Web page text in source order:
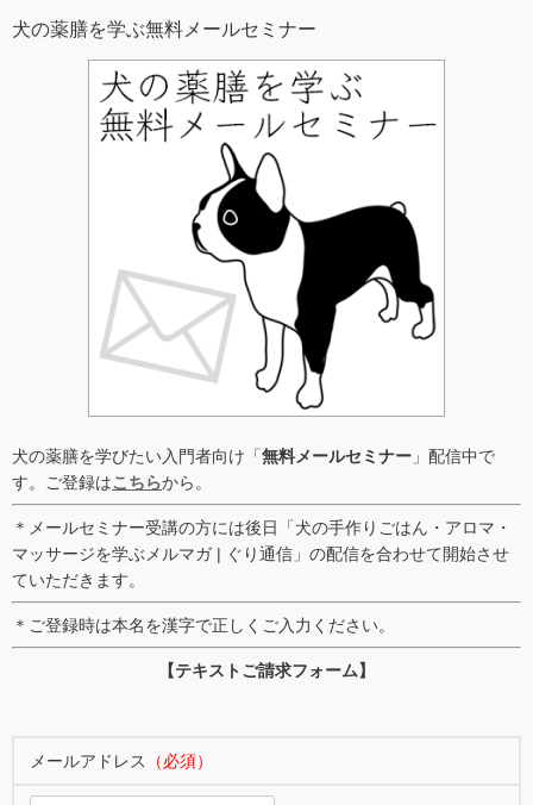
犬の薬膳を学ぶ無料メールセミナー
犬の薬膳を学びたい入門者向け「無料メールセミナー 」配信中で
す。ご登録はこちらから。
＊メールセミナー受講の方には後日「犬の手作りごはん・アロマ・
マッサージを学ぶメルマガ | ぐり通信」の配信を合わせて開始させ
ていただきます。
＊ご登録時は本名を漢字で正しくご入力ください。
【テキストご請求フォーム】
メールアドレス （必須）